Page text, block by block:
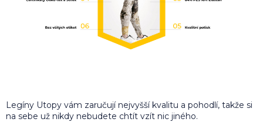
Legíny Utopy vám zaručují nejvyšší kvalitu a pohodlí, takže si
na sebe už nikdy nebudete chtít vzít nic jiného.